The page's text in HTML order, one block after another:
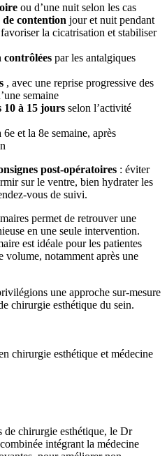
ou d’une nuit selon les cas
contention jour et nuit pendant
la cicatrisation et stabiliser
contrôlées par les antalgiques
, avec une reprise progressive des
semaine
10 à 15 jours selon l’activité
6e et la 8e semaine, après
post-opératoires : éviter
sur le ventre, bien hydrater les
vous de suivi.
permet de retrouver une
en une seule intervention.
est idéale pour les patientes
volume, notamment après une
une approche sur-mesure
chirurgie esthétique du sein.
chirurgie esthétique et médecine
de chirurgie esthétique, le Dr
intégrant la médecine